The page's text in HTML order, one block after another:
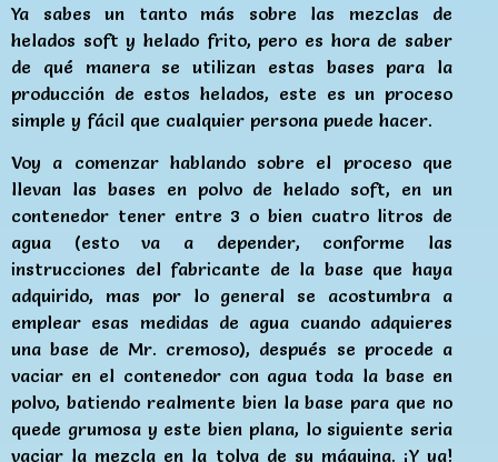
Ya sabes un tanto más sobre las mezclas de
helados soft y helado frito, pero es hora de saber
de qué manera se utilizan estas bases para la
producción de estos helados, este es un proceso
simple y fácil que cualquier persona puede hacer.
Voy a comenzar hablando sobre el proceso que
llevan las bases en polvo de helado soft, en un
contenedor tener entre 3 o bien cuatro litros de
agua (esto va a depender, conforme las
instrucciones del fabricante de la base que haya
adquirido, mas por lo general se acostumbra a
emplear esas medidas de agua cuando adquieres
una base de Mr. cremoso), después se procede a
vaciar en el contenedor con agua toda la base en
polvo, batiendo realmente bien la base para que no
quede grumosa y este bien plana, lo siguiente seria
vaciar la mezcla en la tolva de su máquina. ¡Y ya!